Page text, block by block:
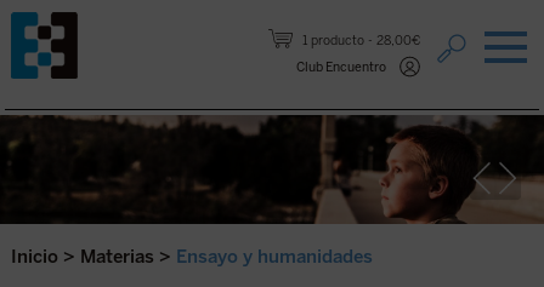
1 producto
28,00€
Club Encuentro
Saltar al contenido.
Inicio > Materias > Ensayo y humanidades